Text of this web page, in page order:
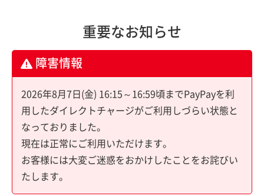
重要なお知らせ
障害情報
2026年8月7日(金) 16:15～16:59頃までPayPayを利
用したダイレクトチャージがご利用しづらい状態と
なっておりました。
現在は正常にご利用いただけます。
お客様には大変ご迷惑をおかけしたことをお詫びい
たします。